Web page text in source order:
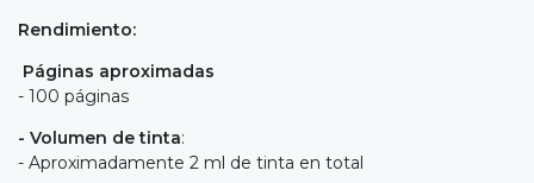
Rendimiento:
Páginas aproximadas
- 100 páginas
- Volumen de tinta:
- Aproximadamente 2 ml de tinta en total